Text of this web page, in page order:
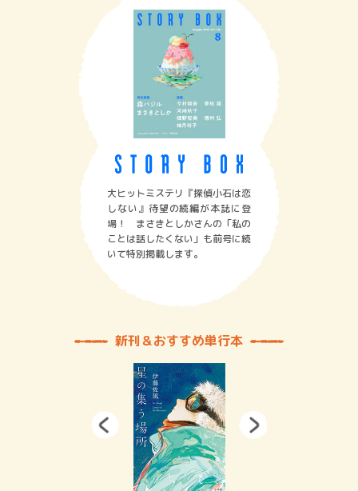
大ヒットミステリ『探偵小石は恋
しない』待望の続編が本誌に登
場！ まさきとしかさんの「私の
ことは話したくない」も前号に続
いて特別掲載します。
新刊＆おすすめ単行本